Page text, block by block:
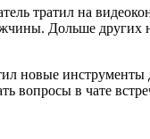
тратил на
Дольше других
новые
вопросы в чате